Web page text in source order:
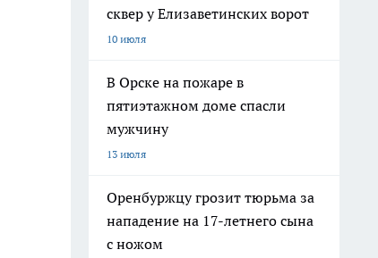
сквер у Елизаветинских ворот
10 июля
В Орске на пожаре в
пятиэтажном доме спасли
мужчину
13 июля
Оренбуржцу грозит тюрьма за
нападение на 17-летнего сына
с ножом